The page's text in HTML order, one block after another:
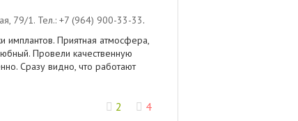
79/1. Тел.: +7 (964) 900-33-33.
имплантов. Приятная атмосфера,
Провели качественную
Сразу видно, что работают
2 4